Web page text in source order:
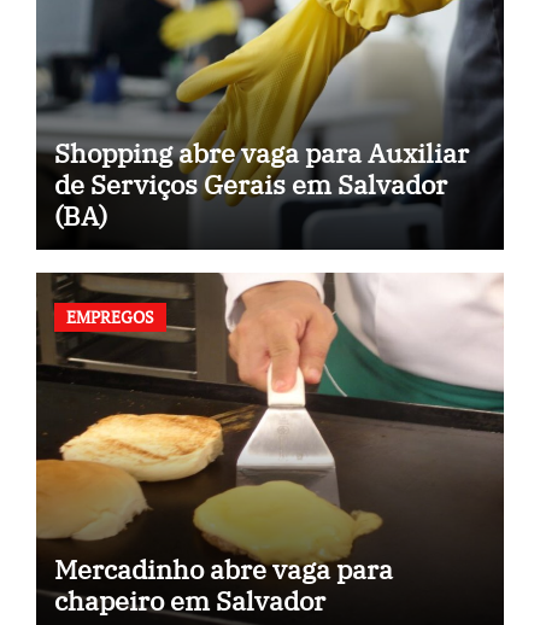
Shopping abre vaga para Auxiliar
de Serviços Gerais em Salvador
(BA)
EMPREGOS
Mercadinho abre vaga para
chapeiro em Salvador